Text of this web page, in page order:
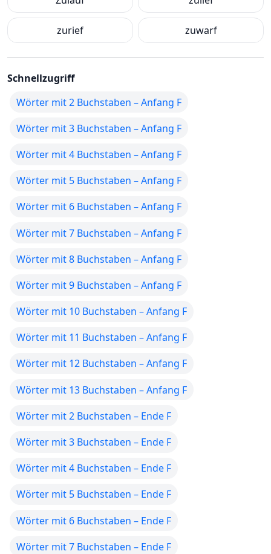
zurief zuwarf
Schnellzugriff
Wörter mit 2 Buchstaben – Anfang F
Wörter mit 3 Buchstaben – Anfang F
Wörter mit 4 Buchstaben – Anfang F
Wörter mit 5 Buchstaben – Anfang F
Wörter mit 6 Buchstaben – Anfang F
Wörter mit 7 Buchstaben – Anfang F
Wörter mit 8 Buchstaben – Anfang F
Wörter mit 9 Buchstaben – Anfang F
Wörter mit 10 Buchstaben – Anfang F
Wörter mit 11 Buchstaben – Anfang F
Wörter mit 12 Buchstaben – Anfang F
Wörter mit 13 Buchstaben – Anfang F
Wörter mit 2 Buchstaben – Ende F
Wörter mit 3 Buchstaben – Ende F
Wörter mit 4 Buchstaben – Ende F
Wörter mit 5 Buchstaben – Ende F
Wörter mit 6 Buchstaben – Ende F
Wörter mit 7 Buchstaben – Ende F